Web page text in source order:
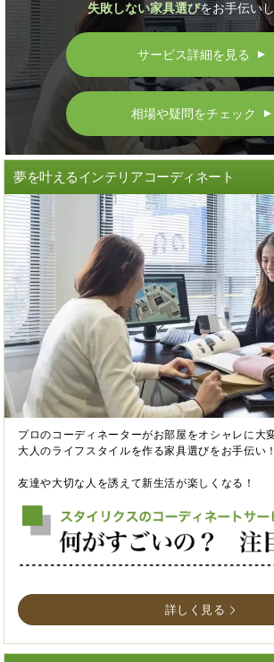
失敗しない家具選びをお手伝いし
サービス詳細を見る ▲
相場や疑問をチェック ▲
夢を叶えるインテリアコーディネート
プロのコーディネーターがお部屋をオシャレに大
大人のライフスタイルを作る家具選びをお手伝い！
友達や大切な人を誘えて新生活が楽しくなる！
詳しく見る